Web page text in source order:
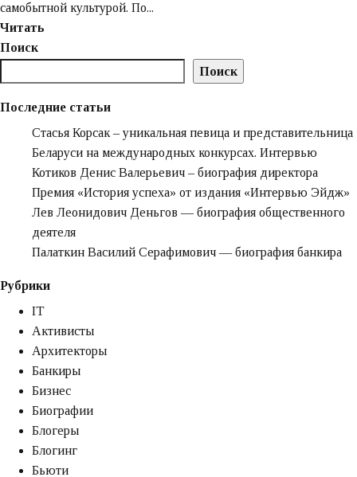
для
ритейла
самобытной культурой. По...
Читать
Мирко
Дзанини:
«Больше
полюбил
людей,
культуру
и
гастрономию»
Поиск
Поиск
Последние статьи
Стасья Корсак – уникальная певица и представительница
Беларуси на международных конкурсах. Интервью
Котиков Денис Валерьевич – биография директора
Премия «‎История успеха» от издания «‎Интервью Эйдж»‎‎
Лев Леонидович Деньгов — биография общественного
деятеля
Палаткин Василий Серафимович — биография банкира
Рубрики
IT
Активисты
Архитекторы
Банкиры
Бизнес
Биографии
Блогеры
Блогинг
Бьюти